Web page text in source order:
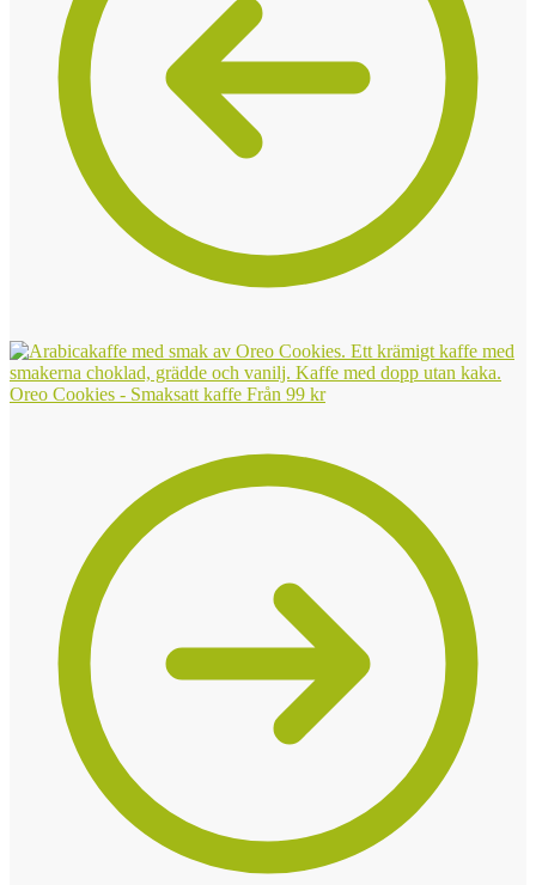
Oreo Cookies - Smaksatt kaffe Från 99 kr